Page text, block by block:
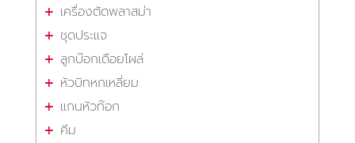
เครื่องตัดพลาสม่า
ชุดประแจ
ลูกบ๊อกเดือยโผล่
หัวบิทหกเหลี่ยม
แกนหัวท๊อก
คีม